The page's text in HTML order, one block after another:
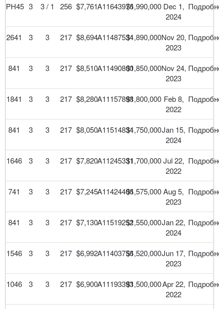
PH45 3 3 / 1 256 $7,761A11643976$1,990,000 Dec 1,
2024
2641 3 3 217 $8,694A11487534$1,890,000Nov 20,
2023
841 3 3 217 $8,510A11490800$1,850,000Nov 24,
2023
1841 3 3 217 $8,280A11157898$1,800,000 Feb 8,
2022
841 3 3 217 $8,050A11514834$1,750,000Jan 15,
2024
1646 3 3 217 $7,820A11245331$1,700,000Jul 22,
2022
741 3 3 217 $7,245A11424406$1,575,000 Aug 5,
2023
841 3 3 217 $7,130A11519252$1,550,000Jan 22,
2024
1546 3 3 217 $6,992A11403756$1,520,000Jun 17,
2023
1046 3 3 217 $6,900A11193393$1,500,000Apr 22,
2022